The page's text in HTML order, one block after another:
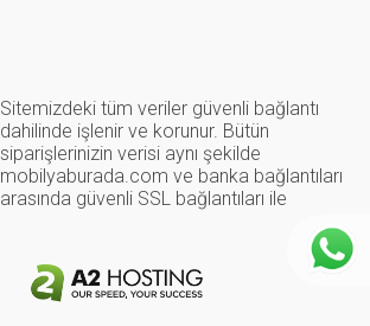
Sitemizdeki tüm veriler güvenli bağlantı
dahilinde işlenir ve korunur. Bütün
siparişlerinizin verisi aynı şekilde
mobilyaburada.com ve banka bağlantıları
arasında güvenli SSL bağlantıları ile